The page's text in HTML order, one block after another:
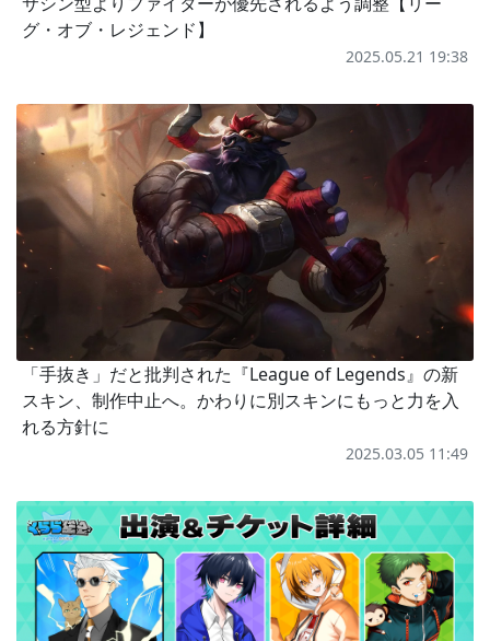
グ・オブ・レジェンド】
2025.05.21 19:38
「手抜き」だと批判された『League of Legends』の新
スキン、制作中止へ。かわりに別スキンにもっと力を入
れる方針に
2025.03.05 11:49